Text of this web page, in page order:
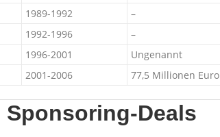
1989-1992
–
1992-1996
–
1996-2001
Ungenannt
2001-2006 77,5 Millionen Euro
Deals